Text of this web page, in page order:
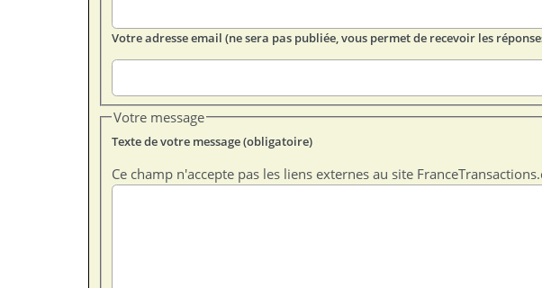
Votre adresse email (ne sera pas publiée, vous permet de recevoir les
Votre message
Texte de votre message (obligatoire)
Ce champ n'accepte pas les liens externes au site